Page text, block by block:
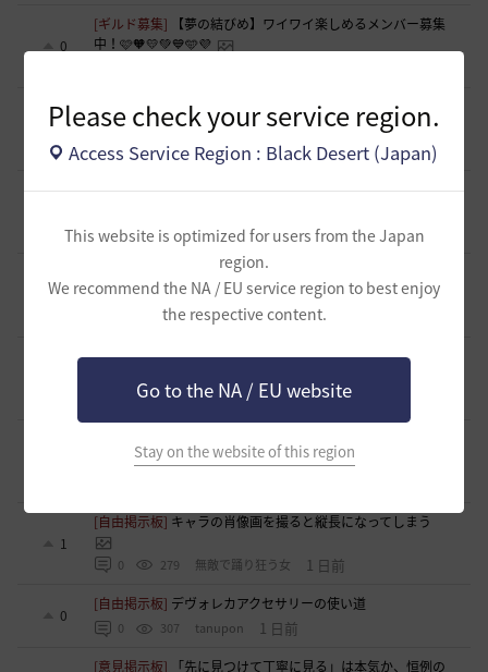
Please check your service region.
Access Service Region : Black Desert (Japan)
This website is optimized for users from the Japan
region.
We recommend the NA / EU service region to best enjoy
the respective content.
Go to the NA / EU website
Stay on the website of this region
0
[ギルド募集]
【夢の結びめ】ワイワイ楽しめるメンバー募集
中！🩷🧡💛💚💙🩵💜
0
[ギルド募集]
【クラバート】初心者、復帰、ベテラン、移
籍、チャットが苦手な方も歓迎致します
0 131 xマキナx-日本 15 時間前
[意見掲示板]太古装備に関する公式説明と意見掲示板への対
1 186 浅井ジークフリード配信者 20 時間前
3
[ファンアート & 創作]内容ないびみょマンガ その45 転生し
たら黒い砂漠だった件
125 きゅんきゅん-日本 21 時間前
[ギルド募集]【🍀もんぶらん喫茶🍀】新規復帰者大歓迎！ま
170 ゆぅにゃん 23 時間前
メンバー募集中！
1
[自由掲示板] キャラの肖像画を撮ると縦長になってしまう
0 279 無敵で踊り狂う女 1 日前
0
[自由掲示板] デヴォレカアクセサリーの使い道
0 307 tanupon 1 日前
[意見掲示板]
「先に見つけて丁寧に見る」は本気か、恒例の